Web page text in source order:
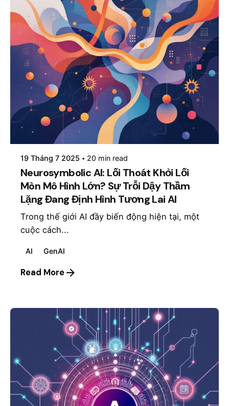
Posted by
mosyai
19 Tháng 7 2025 20 min read
Neurosymbolic AI: Lối Thoát Khỏi Lối
Mòn Mô Hình Lớn? Sự Trỗi Dậy Thầm
Lặng Đang Định Hình Tương Lai AI
Trong thế giới AI đầy biến động hiện tại, một
cuộc cách...
AI GenAI
Read More